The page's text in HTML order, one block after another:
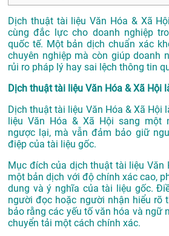
Dịch thuật tài liệu Văn Hóa & Xã
cùng đắc lực cho doanh nghiệp
quốc tế. Một bản dịch chuẩn xác
chuyên nghiệp mà còn giúp doanh
rủi ro pháp lý hay sai lệch thông tin
Dịch thuật tài liệu Văn Hóa & Xã Hội
Dịch thuật tài liệu Văn Hóa & Xã Hội
liệu Văn Hóa & Xã Hội sang một
ngược lại, mà vẫn đảm bảo giữ
điệp của tài liệu gốc.
Mục đích của dịch thuật tài liệu Văn
một bản dịch với độ chính xác cao,
dung và ý nghĩa của tài liệu gốc.
người đọc hoặc người nhận hiểu rõ
bảo rằng các yếu tố văn hóa và ngữ
chuyển tải một cách chính xác.